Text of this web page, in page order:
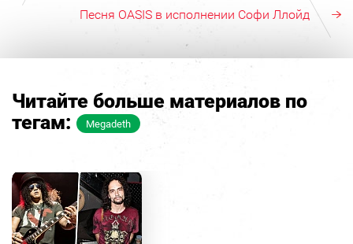
Песня OASIS в исполнении Софи Ллойд
Читайте больше материалов по
тегам:
Megadeth